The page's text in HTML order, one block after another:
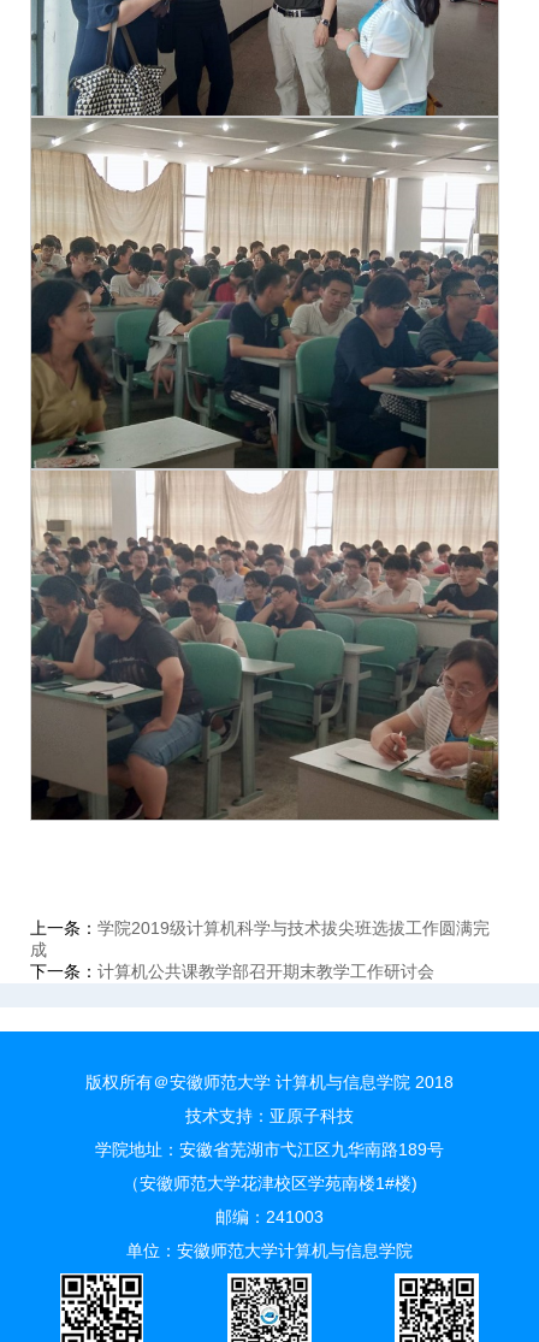
上一条： 学院2019级计算机科学与技术拔尖班选拔工作圆满完
成
下一条： 计算机公共课教学部召开期末教学工作研讨会
版权所有＠安徽师范大学 计算机与信息学院 2018
技术支持： 亚原子科技
学院地址：安徽省芜湖市弋江区九华南路189号
（安徽师范大学花津校区学苑南楼1#楼)
邮编：241003
单位：安徽师范大学计算机与信息学院